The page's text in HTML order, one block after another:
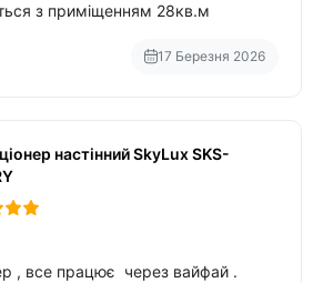
з приміщенням 28кв.м
17 Березня 2026
настінний SkyLux SKS-
, все працює через вайфай .